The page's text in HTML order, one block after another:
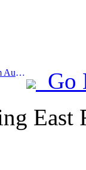
Prev:Guangdong veröffentlicht Plan zum Ausbau der Kapazitäten im Dienstleistungssektor, um die Greater Bay Area zu einem erstklassigen Touristenziel zu entwickeln
Go
East